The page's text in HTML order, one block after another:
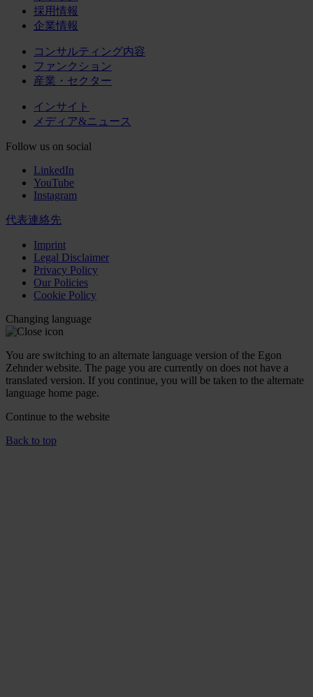
採用情報
企業情報
コンサルティング内容
ファンクション
産業・セクター
インサイト
メディア&ニュース
Follow us on social
LinkedIn
YouTube
Instagram
代表連絡先
Imprint
Legal Disclaimer
Privacy Policy
Our Policies
Cookie Policy
Changing language
You are switching to an alternate language version of the Egon
Zehnder website. The page you are currently on does not have a
translated version. If you continue, you will be taken to the alternate
language home page.
Continue to the website
Back to top